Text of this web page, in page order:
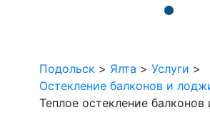
Подольск > Ялта > Услуги >
Остекление балконов и
Теплое остекление